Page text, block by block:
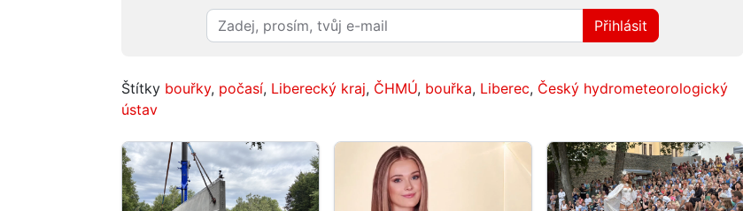
Přihlásit
Štítky bouřky, počasí, Liberecký kraj, ČHMÚ, bouřka, Liberec, Český hydrometeorologický
ústav